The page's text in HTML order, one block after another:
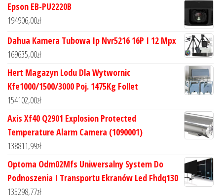
Epson EB-PU2220B
194906,00zł
Dahua Kamera Tubowa Ip Nvr5216 16P I 12 Mpx
169635,00zł
Hert Magazyn Lodu Dla Wytwornic
Kfe1000/1500/3000 Poj. 1475Kg Follet
154102,00zł
Axis Xf40 Q2901 Explosion Protected
Temperature Alarm Camera (1090001)
138811,99zł
Optoma Odm02Mfs Uniwersalny System Do
Podnoszenia I Transportu Ekranów Led Fhdq130
135298,77zł